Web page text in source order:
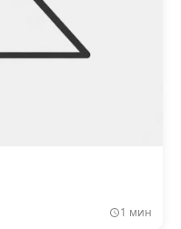
1 мин